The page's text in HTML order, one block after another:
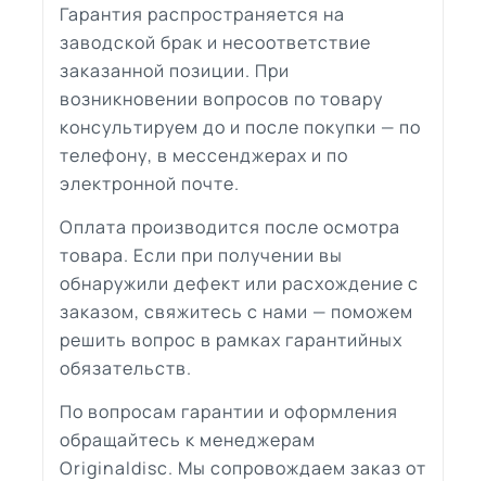
Гарантия распространяется на
заводской брак и несоответствие
заказанной позиции. При
возникновении вопросов по товару
консультируем до и после покупки — по
телефону, в мессенджерах и по
электронной почте.
Оплата производится после осмотра
товара. Если при получении вы
обнаружили дефект или расхождение с
заказом, свяжитесь с нами — поможем
решить вопрос в рамках гарантийных
обязательств.
По вопросам гарантии и оформления
обращайтесь к менеджерам
Originaldisc. Мы сопровождаем заказ от